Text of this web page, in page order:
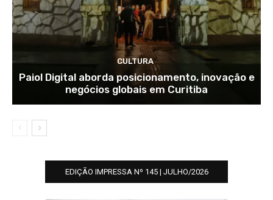
CULTURA
Paiol Digital aborda posicionamento, inovação e
negócios globais em Curitiba
EDIÇÃO IMPRESSA Nº 145 | JULHO/2026